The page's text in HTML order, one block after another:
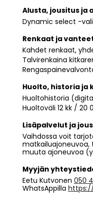
Alusta, jousitus ja
Dynamic select -
Renkaat ja
Kahdet renkaat,
Talvirenkaina
Huolto, historia ja
Huoltohistoria
Huoltoväli 12 kk / 20
Lisäpalvelut ja
Vaihdossa voit
muuta ajoneuvoa
Myyjän
Eetu Kutvonen 050
WhatsAppilla